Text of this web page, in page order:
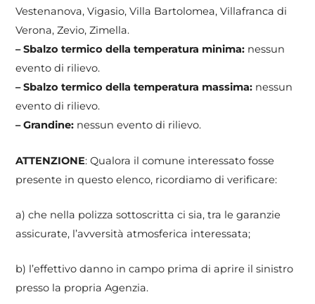
Vestenanova, Vigasio, Villa Bartolomea, Villafranca di
Verona, Zevio, Zimella.
– Sbalzo termico della temperatura minima: nessun
evento di rilievo.
– Sbalzo termico della temperatura massima: nessun
evento di rilievo.
– Grandine: nessun evento di rilievo.
ATTENZIONE: Qualora il comune interessato fosse
presente in questo elenco, ricordiamo di verificare:
a) che nella polizza sottoscritta ci sia, tra le garanzie
assicurate, l’avversità atmosferica interessata;
b) l’effettivo danno in campo prima di aprire il sinistro
presso la propria Agenzia.